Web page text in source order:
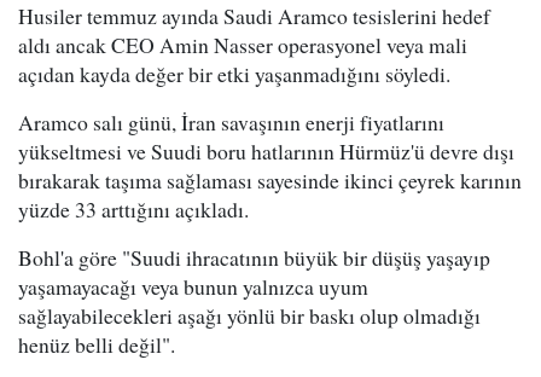
Husiler temmuz ayında Saudi Aramco tesislerini hedef
aldı ancak CEO Amin Nasser operasyonel veya mali
açıdan kayda değer bir etki yaşanmadığını söyledi.
Aramco salı günü, İran savaşının enerji fiyatlarını
yükseltmesi ve Suudi boru hatlarının Hürmüz'ü devre dışı
bırakarak taşıma sağlaması sayesinde ikinci çeyrek karının
yüzde 33 arttığını açıkladı.
Bohl'a göre "Suudi ihracatının büyük bir düşüş yaşayıp
yaşamayacağı veya bunun yalnızca uyum
sağlayabilecekleri aşağı yönlü bir baskı olup olmadığı
henüz belli değil".